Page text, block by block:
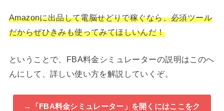
Amazonに出品して電脳せどりで稼ぐなら、必須ツール
だからぜひきみも使ってみてほしいんだ！
ということで、FBA料金シミュレーターの説明はこのへ
んにして、詳しい使い方を解説していくぞ。
→「FBA料金シミュレーター」を開くにはここをク